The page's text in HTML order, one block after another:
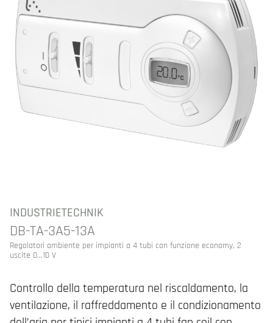
INDUSTRIETECHNIK
DB-TA-3A5-13A
Regolatori ambiente per impianti a 4 tubi con funzione economy, 2
uscite 0...10 V
Controllo della temperatura nel riscaldamento, la
ventilazione, il raffreddamento e il condizionamento